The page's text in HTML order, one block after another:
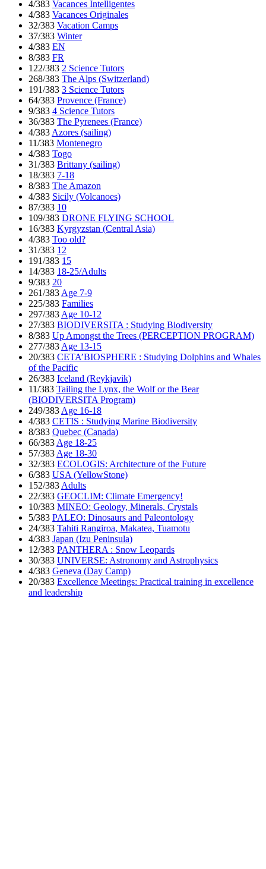
4/383 Vacances Intelligentes
4/383 Vacances Originales
32/383 Vacation Camps
37/383 Winter
4/383 EN
8/383 FR
122/383 2 Science Tutors
268/383 The Alps (Switzerland)
191/383 3 Science Tutors
64/383 Provence (France)
9/383 4 Science Tutors
36/383 The Pyrenees (France)
4/383 Azores (sailing)
11/383 Montenegro
4/383 Togo
31/383 Brittany (sailing)
18/383 7-18
8/383 The Amazon
4/383 Sicily (Volcanoes)
87/383 10
109/383 DRONE FLYING SCHOOL
16/383 Kyrgyzstan (Central Asia)
4/383 Too old?
31/383 12
191/383 15
14/383 18-25/Adults
9/383 20
261/383 Age 7-9
225/383 Families
297/383 Age 10-12
27/383 BIODIVERSITA : Studying Biodiversity
8/383 Up Amongst the Trees (PERCEPTION PROGRAM)
277/383 Age 13-15
20/383 CETA’BIOSPHERE : Studying Dolphins and Whales
of the Pacific
26/383 Iceland (Reykjavik)
11/383 Tailing the Lynx, the Wolf or the Bear
(BIODIVERSITA Program)
249/383 Age 16-18
4/383 CETIS : Studying Marine Biodiversity
8/383 Quebec (Canada)
66/383 Age 18-25
57/383 Age 18-30
32/383 ECOLOGIS: Architecture of the Future
6/383 USA (YellowStone)
152/383 Adults
22/383 GEOCLIM: Climate Emergency!
10/383 MINEO: Geology, Minerals, Crystals
5/383 PALEO: Dinosaurs and Paleontology
24/383 Tahiti Rangiroa, Makatea, Tuamotu
4/383 Japan (Izu Peninsula)
12/383 PANTHERA : Snow Leopards
30/383 UNIVERSE: Astronomy and Astrophysics
4/383 Geneva (Day Camp)
20/383 Excellence Meetings: Practical training in excellence
and leadership